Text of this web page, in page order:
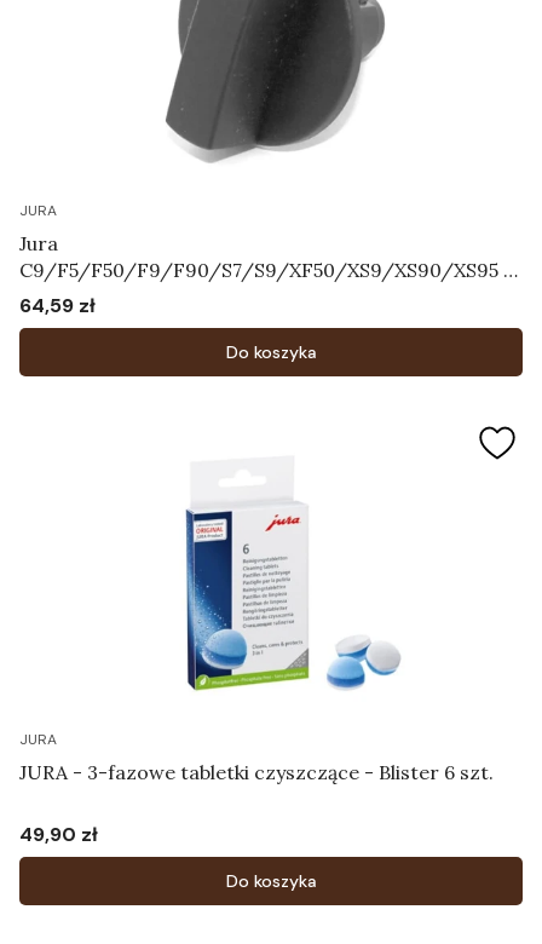
JURA
Jura
C9/F5/F50/F9/F90/S7/S9/XF50/XS9/XS90/XS95 -
Pokrętło regulatora systemu mleka Art.71055
Cena
64,59 zł
Do koszyka
JURA
JURA - 3-fazowe tabletki czyszczące - Blister 6 szt.
Cena
49,90 zł
Do koszyka